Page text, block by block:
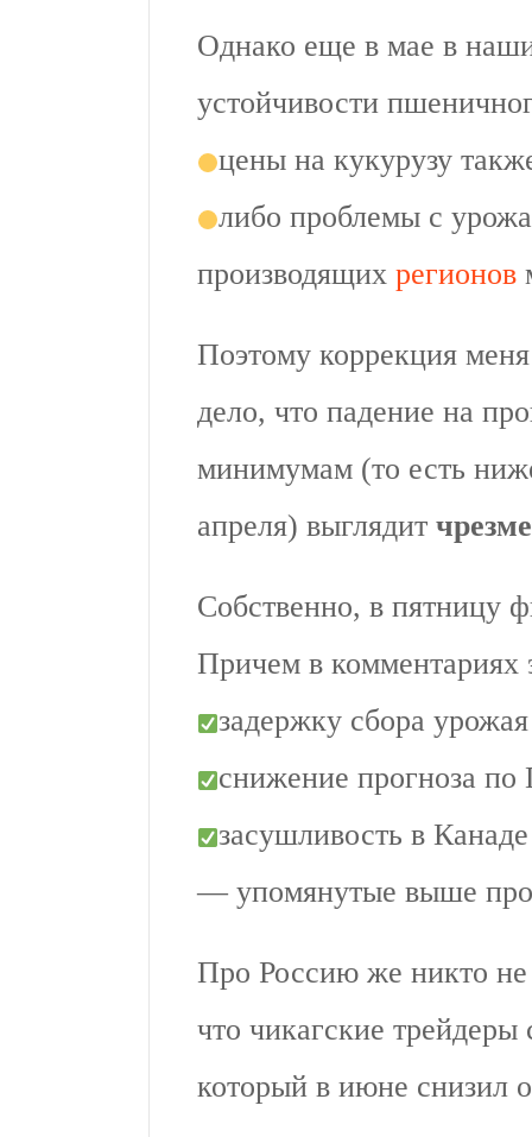
Однако еще в мае в
устойчивости
цены на кукурузу
либо проблемы с
производящих регионов
Поэтому коррекция
дело, что падение на
минимумам (то есть
апреля) выглядит
Собственно, в пятницу
Причем в комментариях
задержку сбора
снижение прогноза по
засушливость в Канаде
— упомянутые выше
Про Россию же никто
что чикагские
который в июне снизил